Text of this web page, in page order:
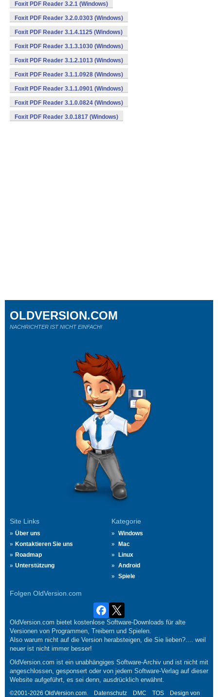
Foxit PDF Reader 3.2.1 (Windows)
Foxit PDF Reader 3.2.0.0303 (Windows)
Foxit PDF Reader 3.1.4.1125 (Windows)
Foxit PDF Reader 3.1.3.1030 (Windows)
Foxit PDF Reader 3.1.2.1013 (Windows)
Foxit PDF Reader 3.1.1.0928 (Windows)
Foxit PDF Reader 3.1.1.0901 (Windows)
Foxit PDF Reader 3.1.0.0824 (Windows)
Foxit PDF Reader 3.0.1817 (Windows)
Site Links
Über uns
Kontaktieren Sie uns
Roadmap
Unterstützung
Kategorie
Windows
Mac
Linux
Android
Spiele
Folgen OldVersion.com
OLDVERSION.COM
NACHRICHTER IST NICHT EINFACH!
OldVersion.com bietet kostenlose Software-Downloads für alte
Versionen von Programmen, Treibern und Spielen.
Also warum nicht auf die Version herabsteigen, die Sie lieben?.... weil
neuer ist nicht immer besser!
OldVersion.com ist ein unabhängiges Software-Archiv und ist nicht mit
angeschlossen, gesponsert oder von jedem Software-Verlag auf dieser
Website aufgeführt, es sei denn, ausdrücklich erwähnt.
©2001-2026 OldVersion.com. Datenschutz DMC TOS Design von